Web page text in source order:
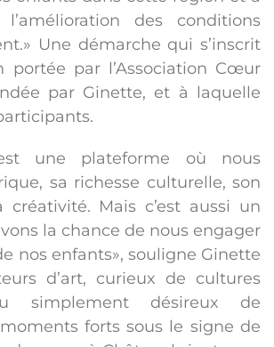
des conditions
Une démarche qui s’inscrit
portée par l’Association Cœur
par Ginette, et à laquelle
une plateforme où nous
sa richesse culturelle, son
créativité. Mais c’est aussi un
la chance de nous engager
nos enfants», souligne Ginette
d’art, curieux de cultures
simplement désireux de
forts sous le signe de